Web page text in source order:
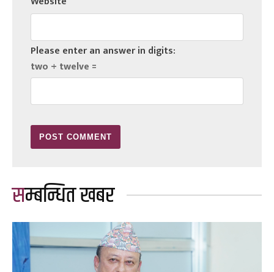
Please enter an answer in digits:
two + twelve =
सम्बन्धित खबर